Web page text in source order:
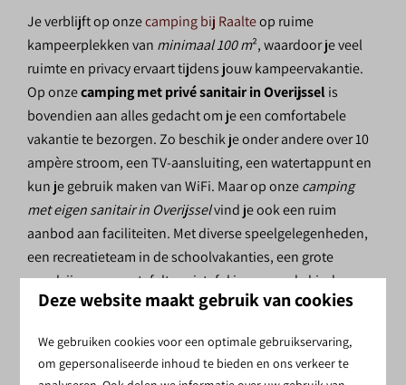
Je verblijft op onzecamping bij Raalteop ruime
kampeerplekken van minimaal 100 m², waardoor je veel
ruimte en privacy ervaart tijdens jouw kampeervakantie.
Op onzecamping met privé sanitair in Overijsselis
bovendien aan alles gedacht om je een comfortabele
vakantie te bezorgen. Zo beschik je onder andere over 10
ampère stroom, een TV-aansluiting, een watertappunt en
kun je gebruik maken van WiFi. Maar op onzecamping
met eigen sanitair in Overijsselvind je ook een ruim
aanbod aan faciliteiten. Met diverse speelgelegenheden,
een recreatieteam in de schoolvakanties, een grote
speelvijver en een tafeltennistafel is er voor de kinderen
genoeg te doen! Op de wat koudere dagen kun je terecht
het restaurant.
Deze website maakt gebruik van cookies
We gebruiken cookies voor een optimale gebruikservaring,
om gepersonaliseerde inhoud te bieden en ons verkeer te